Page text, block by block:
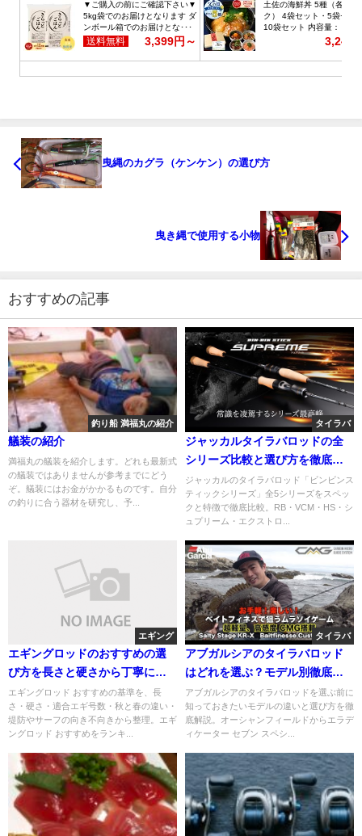
曳縄のカグラ（ケンケン）の選び方
曳き縄で使用する小物
おすすめの記事
釣り船 満福丸の紹介
艤装の紹介
満福丸の艤装を紹介します。どれも最新式
の艤装ではありませんが参考までにどう
ぞ。艤装にはお金がかかるものです。自分
の釣りに合う器材を研究し、予...
タイラバ
ジャッカルタイラバロッドの全
シリーズ比較と選び方を徹底解
説
ジャッカルのタイラバロッド「ビンビンス
ティックシリーズ」全5シリーズをスペッ
クと特徴で徹底比較。RB・VCM・HS・シ
ュプリーム・エクストロ...
エギング
エギングロッドのおすすめの選
び方を長さと硬さから丁寧に解
説
エギングロッド おすすめの基準を、長
さ・硬さ・適合エギ号数・秋と春の違い・
堤防やサーフの向き不向きから整理。エギ
ングロッド おすすめをランキ...
タイラバ
アブガルシアのタイラバロッド
はどれを選ぶ？モデル別徹底解
説
アブガルシアのタイラバロッドを選ぶ前に
知っておきたいモデルの違いと選び方を徹
底解説。オーシャンフィールドからエラデ
ィケーター セブン スペシ...